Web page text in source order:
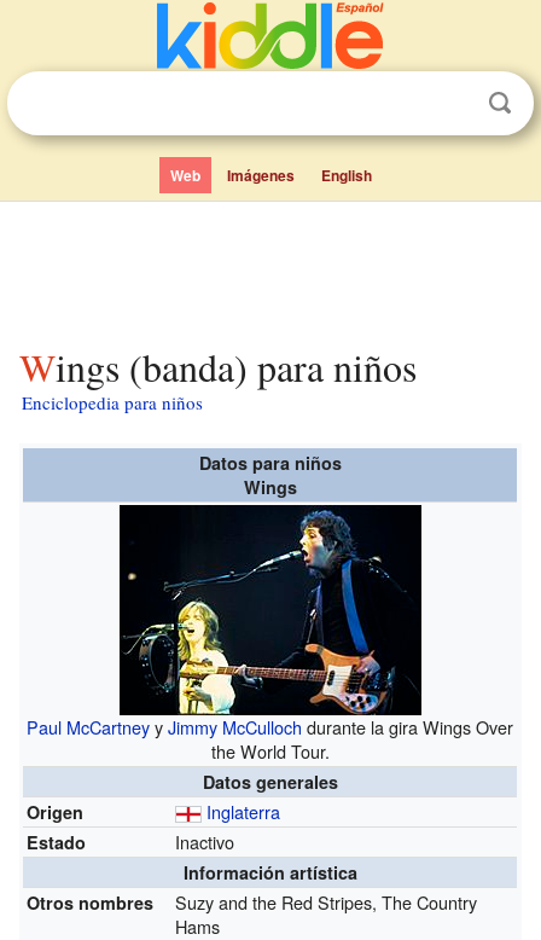
Web Imágenes English
Wings (banda) para niños
Enciclopedia para niños
Datos para niños
Wings
Paul McCartneyyJimmy McCulloch durante la gira Wings Over
the World Tour.
Datos generales
Origen
Inglaterra
Estado Inactivo
Información artística
Otros nombres
Suzy and the Red Stripes, The Country
Hams